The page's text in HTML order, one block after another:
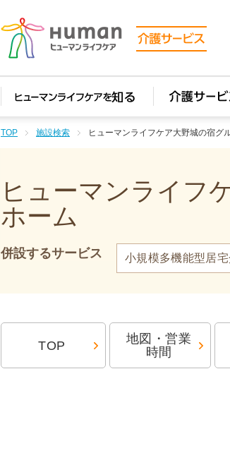
TOP 施設検索 ヒューマンライフケア大野城の宿グ
ヒューマンライフ
ホーム
併設するサービス 小規模多機能型居
TOP
地図・営業
時間